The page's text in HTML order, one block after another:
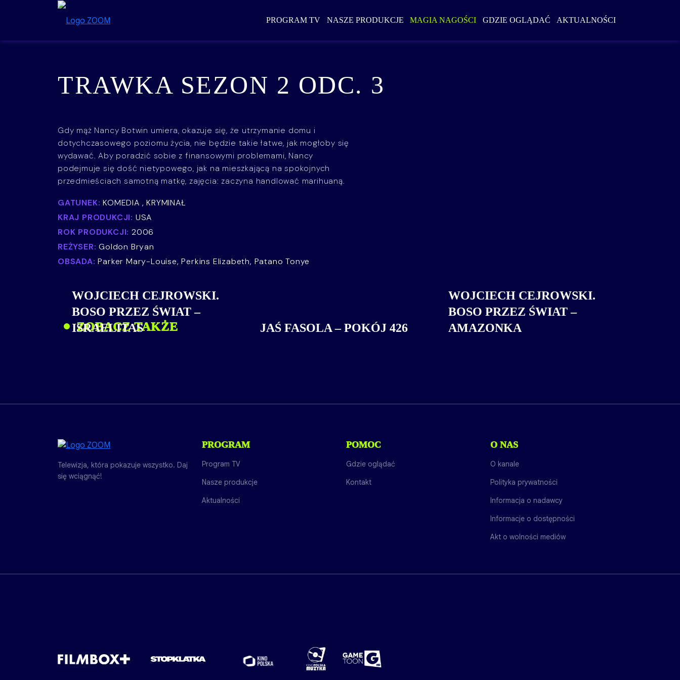
Przejdź do treści
PROGRAM TV NASZE PRODUKCJE MAGIA NAGOŚCI GDZIE OGLĄDAĆ AKTUALNOŚCI
TRAWKA SEZON 2 ODC. 3
Gdy mąż Nancy Botwin umiera, okazuje się, że utrzymanie domu i
dotychczasowego poziomu życia, nie będzie takie łatwe, jak mogłoby się
wydawać. Aby poradzić sobie z finansowymi problemami, Nancy
podejmuje się dość nietypowego, jak na mieszkającą na spokojnych
przedmieściach samotną matkę, zajęcia: zaczyna handlować marihuaną.
GATUNEK: KOMEDIA , KRYMINAŁ
KRAJ PRODUKCJI: USA
ROK PRODUKCJI: 2006
REŻYSER: Goldon Bryan
OBSADA: Parker Mary-Louise, Perkins Elizabeth, Patano Tonye
ZOBACZ TAKŻE
WOJCIECH CEJROWSKI.
BOSO PRZEZ ŚWIAT –
ISRAELITAS
JAŚ FASOLA – POKÓJ 426
WOJCIECH CEJROWSKI.
BOSO PRZEZ ŚWIAT –
AMAZONKA
Telewizja, która pokazuje wszystko. Daj
się wciągnąć!
PROGRAM
Program TV
Nasze produkcje
Aktualności
POMOC
Gdzie oglądać
Kontakt
O NAS
O kanale
Polityka prywatności
Informacja o nadawcy
Informacje o dostępności
Akt o wolności mediów